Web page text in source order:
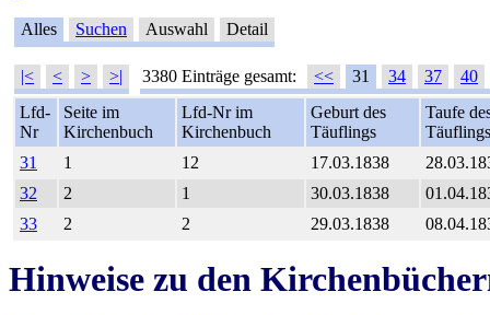
Alles Suchen Auswahl Detail
|< < > >| 3380 Einträge gesamt: << 31 34 37
40
Lfd-
Nr
Seite im
Kirchenbuch
Lfd-Nr im
Kirchenbuch
Geburt des
Täuflings
Taufe
Täuflings
31
1 12 17.03.1838
32
2 1 30.03.1838
33
2 2 29.03.1838
Hinweise zu den